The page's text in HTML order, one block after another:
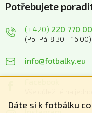
Dáte si k fotbálku
Potřebujete
(+420) 220 770
(Po–Pá: 8:30 – 16:00)
info@fotbalky.eu